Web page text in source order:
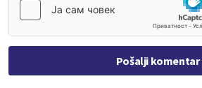
Pošalji komentar